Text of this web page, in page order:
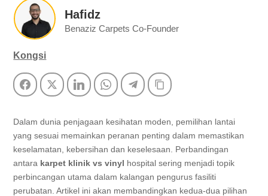
Hafidz
Benaziz Carpets Co-Founder
Kongsi
FacebookTwitter LinkedInWhatsAppTelegramCopy Link
Dalam dunia penjagaan kesihatan moden, pemilihan lantai
yang sesuai memainkan peranan penting dalam memastikan
keselamatan, kebersihan dan keselesaan. Perbandingan
antara karpet klinik vs vinyl hospital sering menjadi topik
perbincangan utama dalam kalangan pengurus fasiliti
perubatan. Artikel ini akan membandingkan kedua-dua pilihan